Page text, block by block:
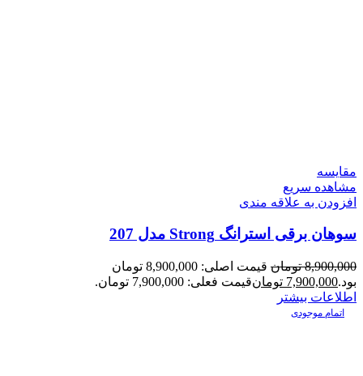
مقایسه
مشاهده سریع
افزودن به علاقه مندی
سوهان برقی استرانگ Strong مدل 207
8,900,000 تومان
قیمت اصلی: 8,900,000 تومان
بود.7,900,000 تومانقیمت فعلی: 7,900,000 تومان.
اطلاعات بیشتر
اتمام موجودی